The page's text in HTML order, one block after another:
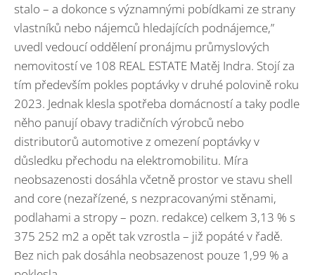
stalo – a dokonce s významnými pobídkami ze strany
vlastníků nebo nájemců hledajících podnájemce,”
uvedl vedoucí oddělení pronájmu průmyslových
nemovitostí ve 108 REAL ESTATE Matěj Indra. Stojí za
tím především pokles poptávky v druhé polovině roku
2023. Jednak klesla spotřeba domácností a taky podle
něho panují obavy tradičních výrobců nebo
distributorů automotive z omezení poptávky v
důsledku přechodu na elektromobilitu. Míra
neobsazenosti dosáhla včetně prostor ve stavu shell
and core (nezařízené, s nezpracovanými stěnami,
podlahami a stropy – pozn. redakce) celkem 3,13 % s
375 252 m2 a opět tak vzrostla – již popáté v řadě.
Bez nich pak dosáhla neobsazenost pouze 1,99 % a